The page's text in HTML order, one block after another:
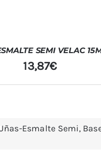
SEMI VELAC
13,87€
Esmalte Semi,